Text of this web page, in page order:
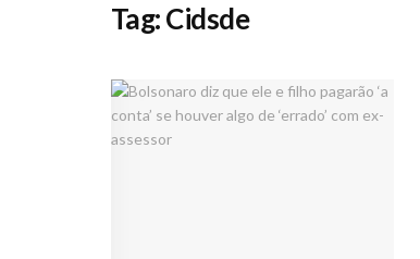
Tag:Cidsde